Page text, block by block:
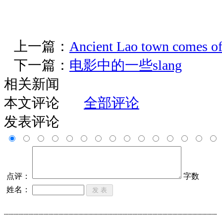
上一篇： Ancient Lao town comes
下一篇： 电影中的一些slang
相关新闻
本文评论
全部评论
发表评论
点评：
字数
姓名：
┈┈┈┈┈┈┈┈┈┈┈┈┈┈┈┈┈┈┈┈┈┈┈┈┈┈┈┈┈┈┈┈┈┈┈┈┈┈┈┈┈┈┈